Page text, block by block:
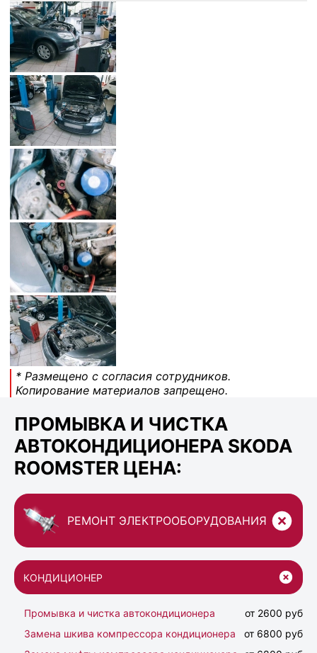
* Размещено с согласия сотрудников.
Копирование материалов запрещено.
ПРОМЫВКА И ЧИСТКА
АВТОКОНДИЦИОНЕРА SKODA
ROOMSTER ЦЕНА:
РЕМОНТ ЭЛЕКТРООБОРУДОВАНИЯ
КОНДИЦИОНЕР
Промывка и чистка автокондиционера
от 2600 руб
Замена шкива компрессора кондиционера
от 6800 руб